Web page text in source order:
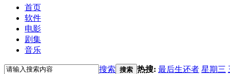
首页
软件
电影
剧集
音乐
搜索 搜索 热搜: 最后生还者 星期三